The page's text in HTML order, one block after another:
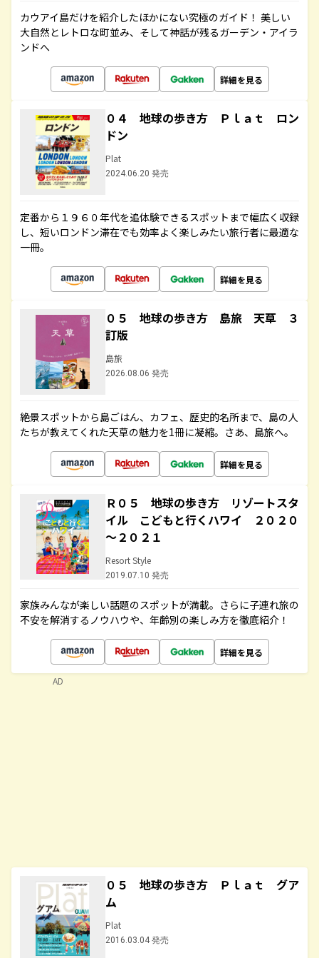
カウアイ島だけを紹介したほかにない究極のガイド！ 美しい
大自然とレトロな町並み、そして神話が残るガーデン・アイラ
ンドへ
詳細を見る
０４ 地球の歩き方 Ｐｌａｔ ロン
ドン
Plat
2024.06.20 発売
定番から１９６０年代を追体験できるスポットまで幅広く収録
し、短いロンドン滞在でも効率よく楽しみたい旅行者に最適な
一冊。
詳細を見る
０５ 地球の歩き方 島旅 天草 ３
訂版
島旅
2026.08.06 発売
絶景スポットから島ごはん、カフェ、歴史的名所まで、島の人
たちが教えてくれた天草の魅力を1冊に凝縮。さあ、島旅へ。
詳細を見る
Ｒ０５ 地球の歩き方 リゾートスタ
イル こどもと行くハワイ ２０２０
～２０２１
Resort Style
2019.07.10 発売
家族みんなが楽しい話題のスポットが満載。さらに子連れ旅の
不安を解消するノウハウや、年齢別の楽しみ方を徹底紹介！
詳細を見る
０５ 地球の歩き方 Ｐｌａｔ グア
ム
Plat
2016.03.04 発売
AD